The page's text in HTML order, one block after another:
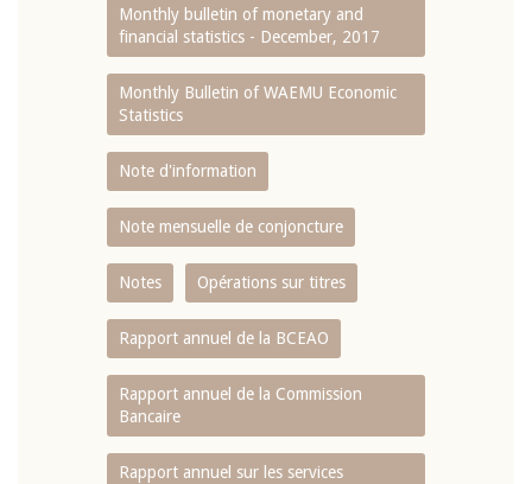
Monthly bulletin of monetary and
financial statistics - December, 2017
Monthly Bulletin of WAEMU Economic
Statistics
Note d'information
Note mensuelle de conjoncture
Notes Opérations sur titres
Rapport annuel de la BCEAO
Rapport annuel de la Commission
Bancaire
Rapport annuel sur les services